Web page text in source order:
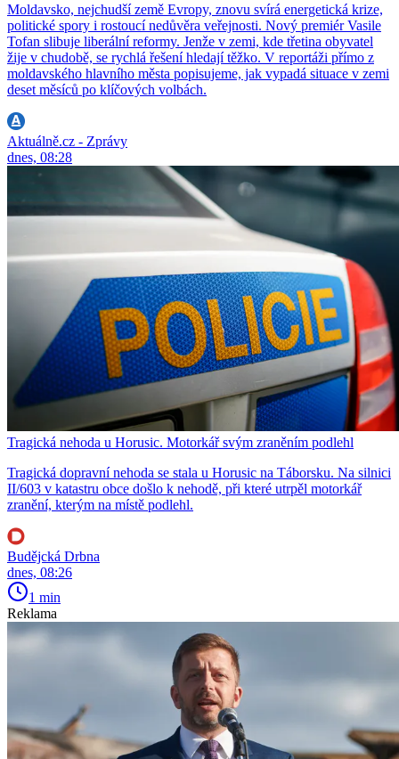
Moldavsko, nejchudší země Evropy, znovu svírá energetická krize,
politické spory i rostoucí nedůvěra veřejnosti. Nový premiér Vasile
Tofan slibuje liberální reformy. Jenže v zemi, kde třetina obyvatel
žije v chudobě, se rychlá řešení hledají těžko. V reportáži přímo z
moldavského hlavního města popisujeme, jak vypadá situace v zemi
deset měsíců po klíčových volbách.
Aktuálně.cz - Zprávy
dnes, 08:28
Tragická nehoda u Horusic. Motorkář svým zraněním podlehl
Tragická dopravní nehoda se stala u Horusic na Táborsku. Na silnici
II/603 v katastru obce došlo k nehodě, při které utrpěl motorkář
zranění, kterým na místě podlehl.
Budějcká Drbna
dnes, 08:26
1 min
Reklama